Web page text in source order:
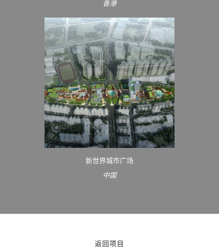
香港
新世界城市广场
中国
返回项目